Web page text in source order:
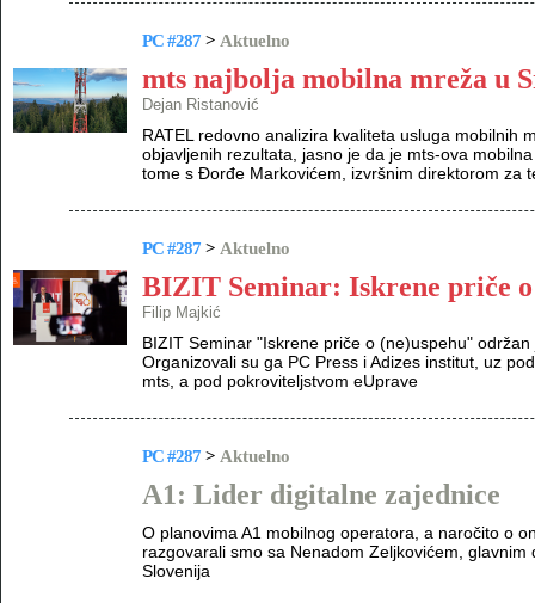
PC #287 > Aktuelno
mts najbolja mobilna mreža u
Dejan Ristanović
RATEL redovno analizira kvaliteta usluga mobilnih
objavljenih rezultata, jasno je da je mts-ova
tome s Đorđe Markovićem, izvršnim direktorom za
PC #287 > Aktuelno
BIZIT Seminar: Iskrene priče o
Filip Majkić
BIZIT Seminar "Iskrene priče o (ne)uspehu"
Organizovali su ga PC Press i Adizes institut, uz
mts, a pod pokroviteljstvom eUprave
PC #287 > Aktuelno
A1: Lider digitalne zajednice
O planovima A1 mobilnog operatora, a naročito o
razgovarali smo sa Nenadom Zeljkovićem, glavnim
Slovenija